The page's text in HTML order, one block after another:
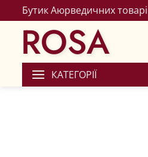
Бутик Аюрведичних
ROSA
КАТЕГОРІЇ